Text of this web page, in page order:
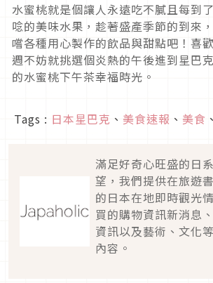
水蜜桃就是個讓人永遠吃不膩且每到
唸的美味水果，趁著盛產季節的到來
嚐各種用心製作的飲品與甜點吧！喜
週不妨就挑選個炎熱的午後進到星巴
的水蜜桃下午茶幸福時光。
Tags : 日本星巴克 、 美食速報 、 美食 、
滿足好奇心旺盛的日
望，我們提供在旅遊
的日本在地即時觀光
買的購物資訊新消息
資訊以及藝術、文化
內容。